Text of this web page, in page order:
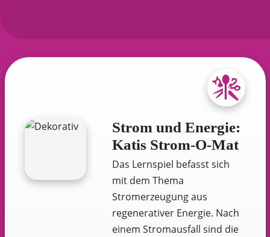
Strom und Energie:
Katis Strom-O-Mat
Das Lernspiel befasst sich
mit dem Thema
Stromerzeugung aus
regenerativer Energie. Nach
einem Stromausfall sind die